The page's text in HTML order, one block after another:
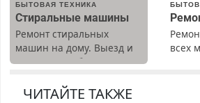
БЫТОВАЯ ТЕХНИКА
Стиральные машины
Ремонт стиральных
машин на дому. Выезд и
диагностика бесплатно.
всех
ЧИТАЙТЕ ТАКЖЕ